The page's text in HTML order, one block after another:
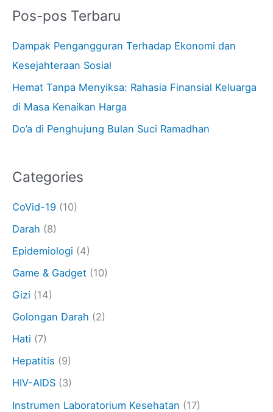
Pos-pos Terbaru
Dampak Pengangguran Terhadap Ekonomi dan
Kesejahteraan Sosial
Hemat Tanpa Menyiksa: Rahasia Finansial Keluarga
di Masa Kenaikan Harga
Do’a di Penghujung Bulan Suci Ramadhan
Categories
CoVid-19 (10)
Darah (8)
Epidemiologi (4)
Game & Gadget (10)
Gizi (14)
Golongan Darah (2)
Hati (7)
Hepatitis (9)
HIV-AIDS (3)
Instrumen Laboratorium Kesehatan (17)